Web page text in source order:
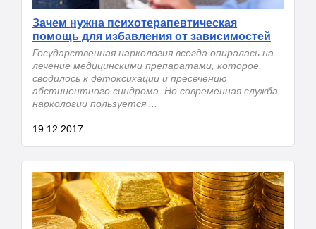
Зачем нужна психотерапевтическая
помощь для избавления от зависимостей
Государственная наркология всегда опиралась на
лечение медицинскими препаратами, которое
сводилось к детоксикации и пресечению
абстинентного синдрома. Но современная служба
наркологии пользуется ...
19.12.2017